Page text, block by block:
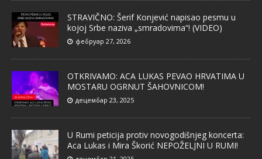
STRAVIČNO: Šerif Konjević napisao pesmu u
kojoj Srbe naziva „smradovima“! (VIDEO)
фебруар 27, 2026
OTKRIVAMO: ACA LUKAS PEVAO HRVATIMA U
MOSTARU OGRNUT ŠAHOVNICOM!
децембар 23, 2025
U Rumi peticija protiv novogodišnjeg koncerta:
Aca Lukas i Mira Škorić NEPOŽELJNI U RUMI!